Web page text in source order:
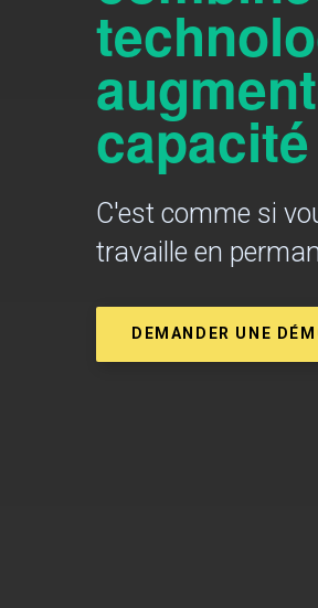
C'est comme si
travaille en
DEMANDER UNE